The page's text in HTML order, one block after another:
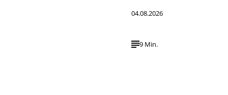
04.08.2026
9 Min.